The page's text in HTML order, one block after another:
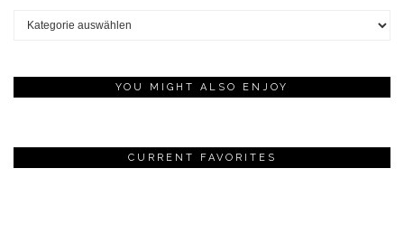
YOU MIGHT ALSO ENJOY
CURRENT FAVORITES